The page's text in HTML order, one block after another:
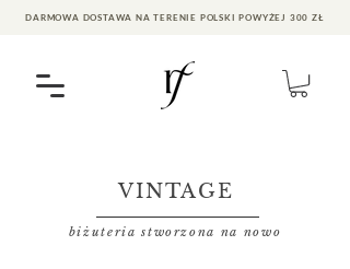
DARMOWA DOSTAWA NA TERENIE POLSKI POWYŻEJ 300 ZŁ
VINTAGE
biżuteria stworzona na nowo